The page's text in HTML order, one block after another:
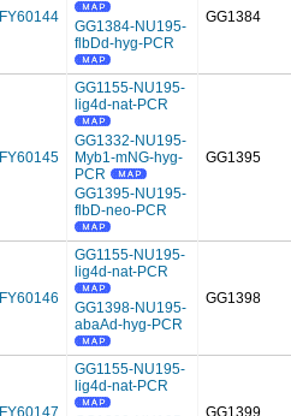
FY60144
GG1384-NU195-
flbDd-hyg-PCR
GG1384
FY60145
GG1155-NU195-
lig4d-nat-PCR
GG1332-NU195-
Myb1-mNG-hyg-
PCR
GG1395-NU195-
flbD-neo-PCR
GG1395
FY60146
GG1155-NU195-
lig4d-nat-PCR
GG1398-NU195-
abaAd-hyg-PCR
GG1398
FY60147
GG1155-NU195-
lig4d-nat-PCR
GG1399